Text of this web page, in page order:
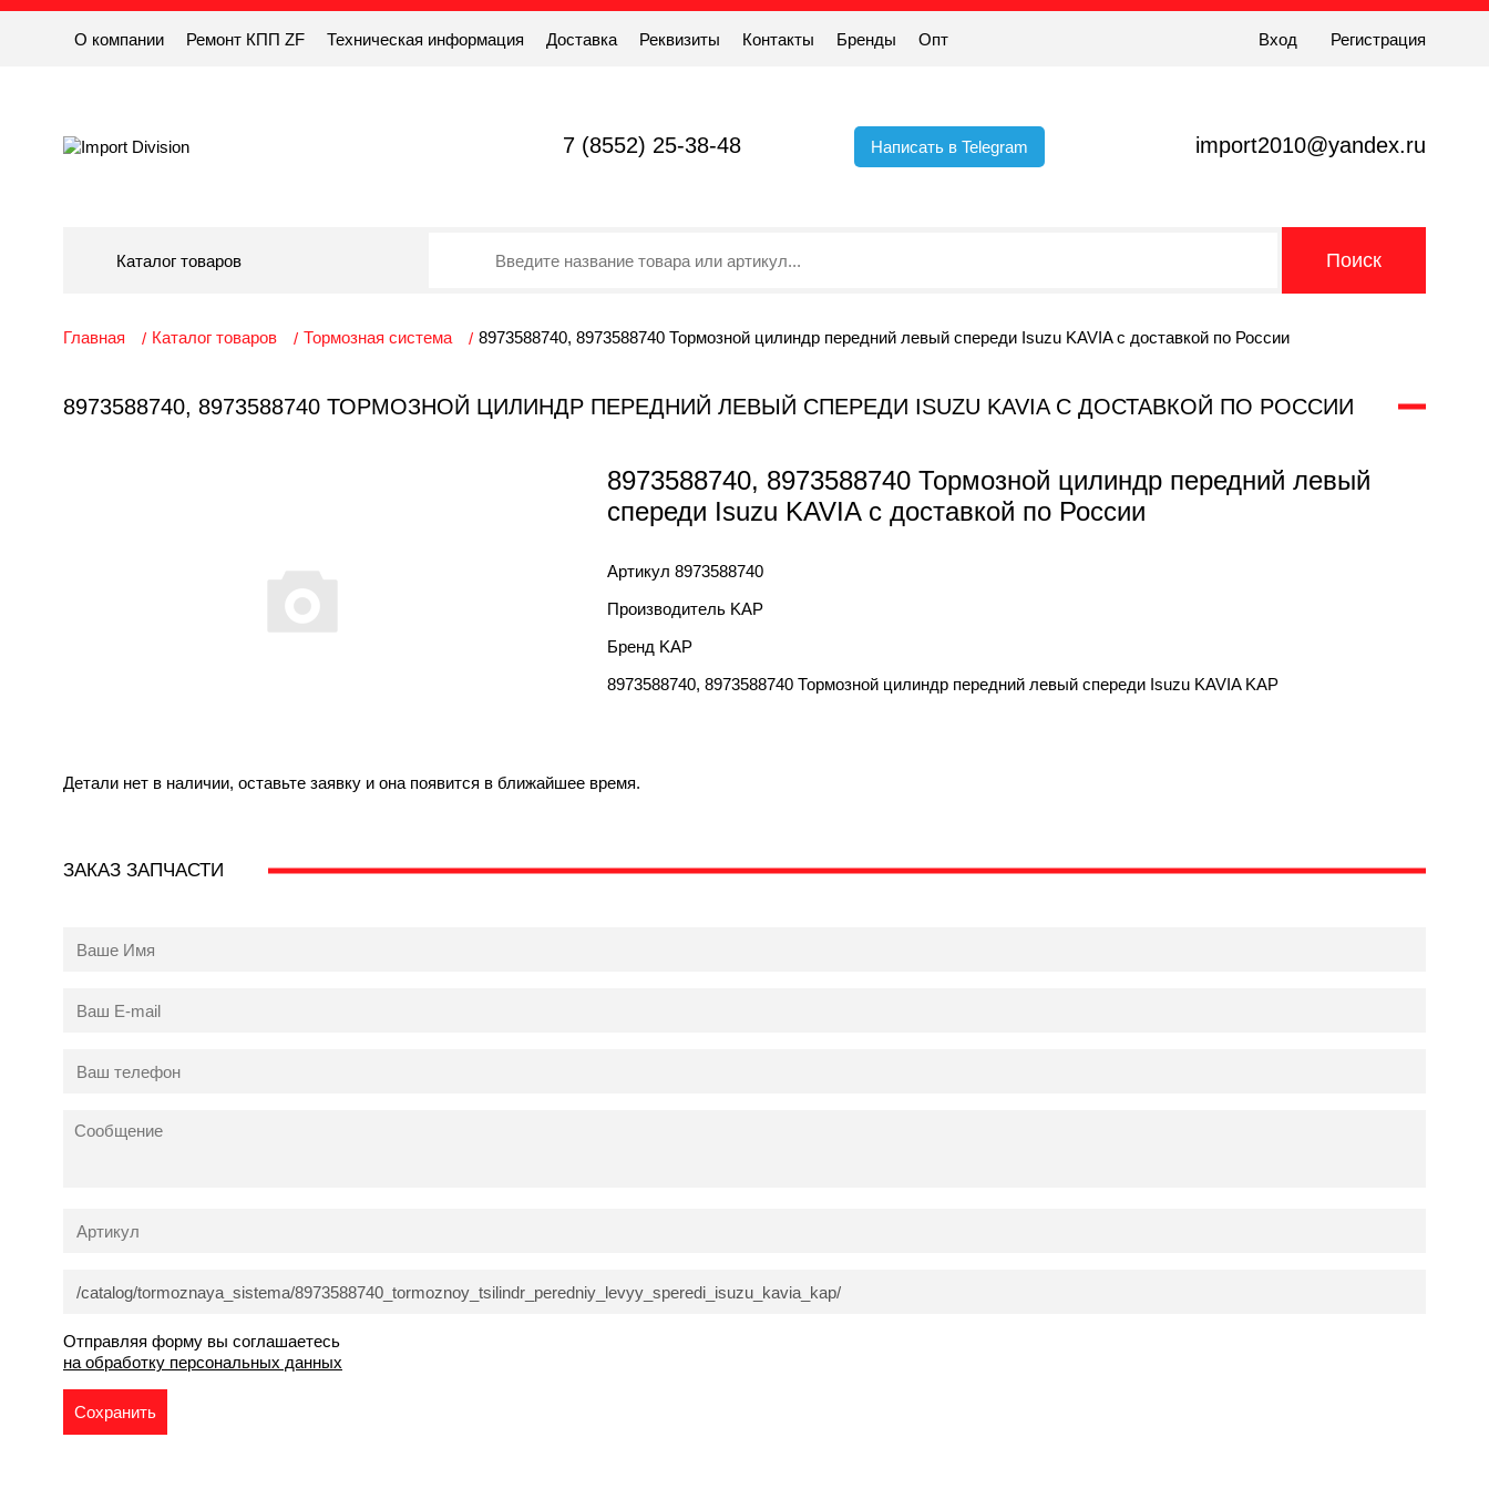
О компании Ремонт КПП ZF Техническая информация Доставка Реквизиты Контакты Бренды Опт Вход Регистрация
7 (8552) 25-38-48 Написать в Telegram import2010@yandex.ru
Каталог товаров
Главная Каталог товаров Тормозная система 8973588740, 8973588740 Тормозной цилиндр передний левый спереди Isuzu KAVIA с доставкой по России
8973588740, 8973588740 ТОРМОЗНОЙ ЦИЛИНДР ПЕРЕДНИЙ ЛЕВЫЙ СПЕРЕДИ ISUZU KAVIA С ДОСТАВКОЙ ПО РОССИИ
8973588740, 8973588740 Тормозной цилиндр передний левый
спереди Isuzu KAVIA с доставкой по России
Артикул 8973588740
Производитель KAP
Бренд KAP
8973588740, 8973588740 Тормозной цилиндр передний левый спереди Isuzu KAVIA KAP
Детали нет в наличии, оставьте заявку и она появится в ближайшее время.
ЗАКАЗ ЗАПЧАСТИ
Отправляя форму вы соглашаетесь
на обработку персональных данных